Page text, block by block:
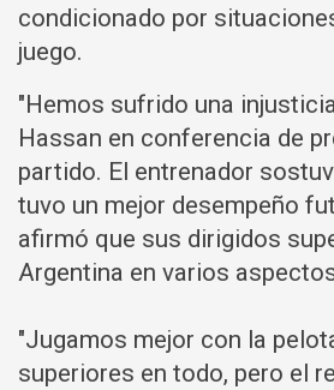
condicionado por
juego.
"Hemos sufrido una
Hassan en conferencia de
partido. El entrenador
tuvo un mejor desempeño
afirmó que sus dirigidos
Argentina en varios
"Jugamos mejor con la
superiores en todo, pero el